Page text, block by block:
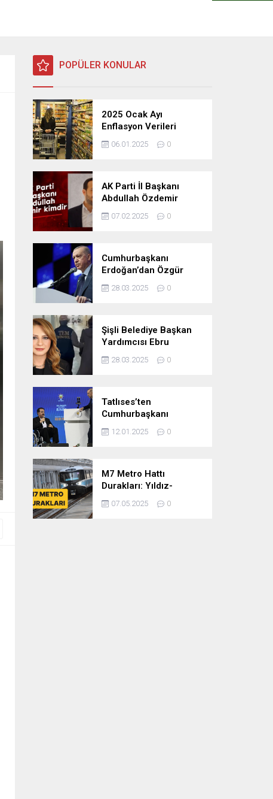
POPÜLER KONULAR
2025 Ocak Ayı
Enflasyon Verileri
Açıklandı: TÜFE, ÜFE ve
TEFE Oranları Belli
06.01.2025 0
AK Parti İl Başkanı
Abdullah Özdemir
kimdir
07.02.2025 0
Cumhurbaşkanı
Erdoğan’dan Özgür
Özel’e tepki: ‘Siyasi
mandacılık talep ediyor’
28.03.2025 0
Şişli Belediye Başkan
Yardımcısı Ebru
Özdemir tutuklandı
28.03.2025 0
Tatlıses’ten
Cumhurbaşkanı
Erdoğan’a: Önümüzdeki
dönem
12.01.2025 0
M7 Metro Hattı
Durakları: Yıldız-
Mahmutbey Metro Hattı
Güzergahı ve Sefer
07.05.2025 0